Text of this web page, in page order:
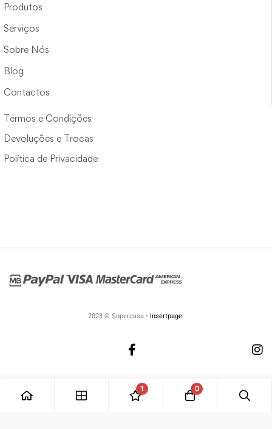
Produtos
Serviços
Sobre Nós
Blog
Contactos
Termos e Condições
Devoluções e Trocas
Política de Privacidade
2023 © Supercasa • Insertpage
1 0